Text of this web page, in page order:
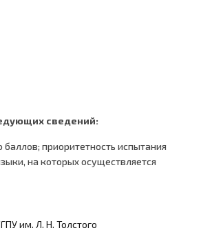
сведений:
приоритетность испытания
на которых осуществляется
им. Л. Н. Толстого